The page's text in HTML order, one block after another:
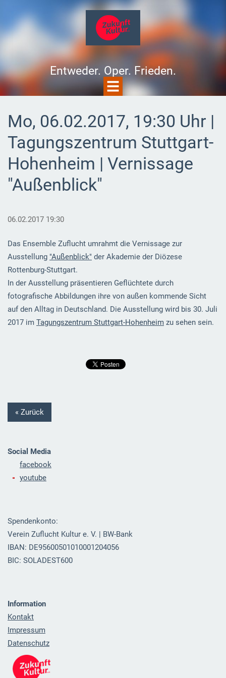
Entweder. Oper. Frieden.
Mo, 06.02.2017, 19:30 Uhr |
Tagungszentrum Stuttgart-
Hohenheim | Vernissage
"Außenblick"
06.02.2017 19:30
Das Ensemble Zuflucht umrahmt die Vernissage zur
Ausstellung "Außenblick" der Akademie der Diözese
Rottenburg-Stuttgart.
In der Ausstellung präsentieren Geflüchtete durch
fotografische Abbildungen ihre von außen kommende Sicht
auf den Alltag in Deutschland. Die Ausstellung wird bis 30. Juli
2017 im Tagungszentrum Stuttgart-Hohenheimzu sehen sein.
« Zurück
Social Media
facebook
youtube
Spendenkonto:
Verein Zuflucht Kultur e. V. | BW-Bank
IBAN: DE95600501010001204056
BIC: SOLADEST600
Information
Kontakt
Impressum
Datenschutz